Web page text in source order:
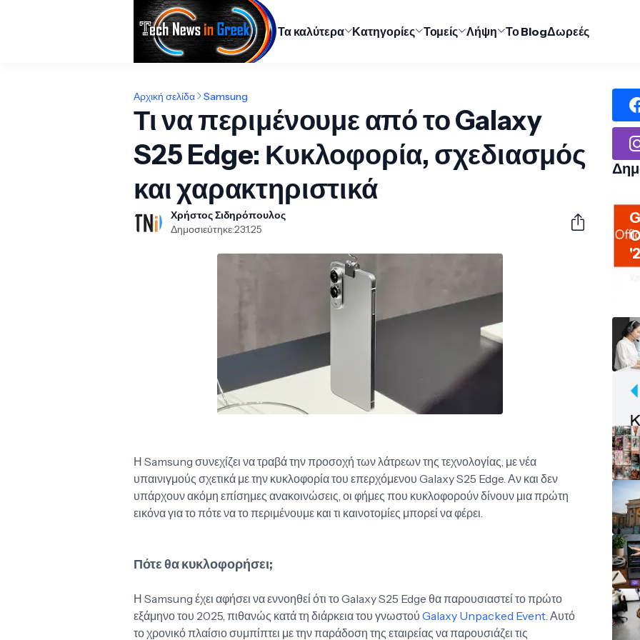
Τα καλύτερα Κατηγορίες Τομείς Λήψη Το BlogΔωρεές
Αρχική σελίδα Samsung
Τι να περιμένουμε από το Galaxy
S25 Edge: Κυκλοφορία, σχεδιασμός
και χαρακτηριστικά
Χρήστος Σιδηρόπουλος
Δημοσιεύτηκε:23.1.25
Η Samsung συνεχίζει να τραβά την προσοχή των λάτρεων της τεχνολογίας, με νέα
υπαινιγμούς σχετικά με την κυκλοφορία του επερχόμενου Galaxy S25 Edge. Αν και δεν
υπάρχουν ακόμη επίσημες ανακοινώσεις, οι φήμες που κυκλοφορούν δίνουν μια πρώτη
εικόνα για το πότε να το περιμένουμε και τι καινοτομίες μπορεί να φέρει.
Πότε θα κυκλοφορήσει;
Η Samsung έχει αφήσει να εννοηθεί ότι το Galaxy S25 Edge θα παρουσιαστεί το πρώτο
εξάμηνο του 2025, πιθανώς κατά τη διάρκεια του γνωστού Galaxy Unpacked Event. Αυτό
το χρονικό πλαίσιο συμπίπτει με την παράδοση της εταιρείας να παρουσιάζει τις